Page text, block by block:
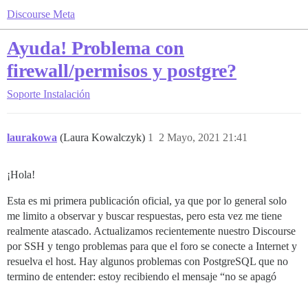
Discourse Meta
Ayuda! Problema con
firewall/permisos y postgre?
Soporte Instalación
laurakowa (Laura Kowalczyk) 2 Mayo, 2021 21:41
1
¡Hola!
Esta es mi primera publicación oficial, ya que por lo general solo
me limito a observar y buscar respuestas, pero esta vez me tiene
realmente atascado. Actualizamos recientemente nuestro Discourse
por SSH y tengo problemas para que el foro se conecte a Internet y
resuelva el host. Hay algunos problemas con PostgreSQL que no
termino de entender: estoy recibiendo el mensaje “no se apagó